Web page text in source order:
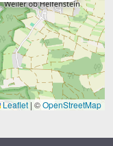
Leaflet | ©OpenStreetMap